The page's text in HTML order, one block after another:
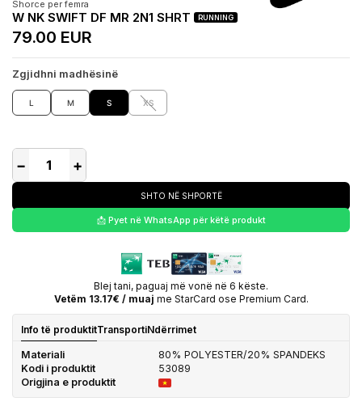
Shorce per femra
W NK SWIFT DF MR 2N1 SHRT RUNNING
79.00 EUR
Zgjidhni madhësinë
L M S XS
− +
SHTO NË SHPORTË
📩 Pyet në WhatsApp për këtë produkt
Blej tani, paguaj më vonë në 6 këste.
Vetëm 13.17€ / muaj me StarCard ose Premium Card.
Info të produktitTransportiNdërrimet
Materiali
80% POLYESTER/20% SPANDEKS
Kodi i produktit
53089
Origjina e produktit